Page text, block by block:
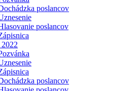
poslancov
poslancov
2022
poslancov